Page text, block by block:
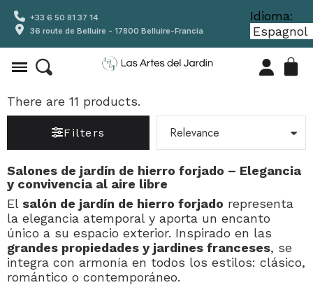
+33 6 50 81 37 14
36 route de Belluire - 17800 Belluire-Francia
Idioma:
There are 11 products.
Filters
Salones de jardín de hierro forjado – Elegancia
y convivencia al aire libre
El salón de jardín de hierro forjado representa
la elegancia atemporal y aporta un encanto
único a su espacio exterior. Inspirado en las
grandes propiedades y jardines franceses, se
integra con armonía en todos los estilos: clásico,
romántico o contemporáneo.